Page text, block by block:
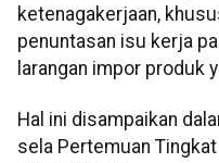
ketenagakerjaan,
penuntasan isu kerja
larangan impor produk
Hal ini disampaikan
sela Pertemuan